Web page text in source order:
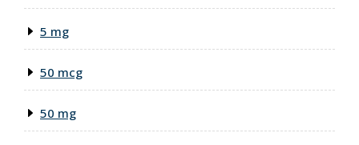
5 mg
50 mcg
50 mg